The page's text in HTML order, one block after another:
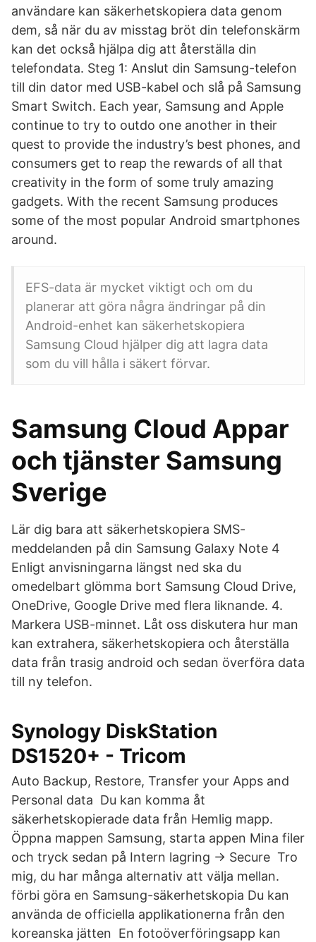
användare kan säkerhetskopiera data genom
dem, så när du av misstag bröt din telefonskärm
kan det också hjälpa dig att återställa din
telefondata. Steg 1: Anslut din Samsung-telefon
till din dator med USB-kabel och slå på Samsung
Smart Switch. Each year, Samsung and Apple
continue to try to outdo one another in their
quest to provide the industry’s best phones, and
consumers get to reap the rewards of all that
creativity in the form of some truly amazing
gadgets. With the recent Samsung produces
some of the most popular Android smartphones
around.
EFS-data är mycket viktigt och om du
planerar att göra några ändringar på din
Android-enhet kan säkerhetskopiera
Samsung Cloud hjälper dig att lagra data
som du vill hålla i säkert förvar.
Samsung Cloud Appar
och tjänster Samsung
Sverige
Lär dig bara att säkerhetskopiera SMS-
meddelanden på din Samsung Galaxy Note 4
Enligt anvisningarna längst ned ska du
omedelbart glömma bort Samsung Cloud Drive,
OneDrive, Google Drive med flera liknande. 4.
Markera USB-minnet. Låt oss diskutera hur man
kan extrahera, säkerhetskopiera och återställa
data från trasig android och sedan överföra data
till ny telefon.
Synology DiskStation
DS1520+ - Tricom
Auto Backup, Restore, Transfer your Apps and
Personal data Du kan komma åt
säkerhetskopierade data från Hemlig mapp.
Öppna mappen Samsung, starta appen Mina filer
och tryck sedan på Intern lagring → Secure Tro
mig, du har många alternativ att välja mellan.
förbi göra en Samsung-säkerhetskopia Du kan
använda de officiella applikationerna från den
koreanska jätten En fotoöverföringsapp kan